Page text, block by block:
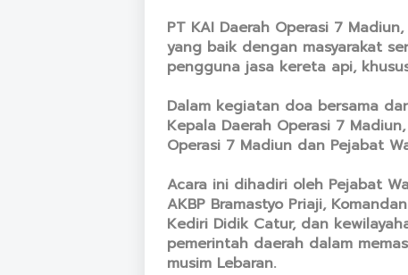
PT KAI Daerah Operasi 7
yang baik dengan masyarakat
pengguna jasa kereta api,
Dalam kegiatan doa bersama
Kepala Daerah Operasi 7
Operasi 7 Madiun dan Pejabat
Acara ini dihadiri oleh Pejabat
AKBP Bramastyo Priaji,
Kediri Didik Catur, dan
pemerintah daerah dalam
musim Lebaran.